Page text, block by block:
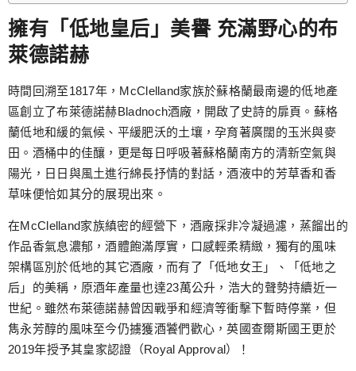
擁有「低地皇后」美譽 充滿野心的布
萊德諾赫
時間回溯至1817年，McClelland家族於蘇格蘭最南邊的低地產
區創立了布萊德諾赫Bladnoch酒廠，開啟了史詩的扉頁。蘇格
蘭低地和緩的氣候、平緩肥沃的土壤，孕育著廣闊的玉米與麥
田。酒桶中的佳釀，更是每日呼吸著蘇格蘭南方的清新空氣與
陽光，日日與風土進行綿長抒情的對話，酒液中的芳草香和香
草味便恰如其分的展現出來。
在McClelland家族縝密的經營下，酒廠採非冷凝過濾，蒸餾出的
作品香氣息濃郁，酒體飽滿厚實，口感輕柔精緻，獨有的風味
架構區別於低地的其它酒廠，而有了「低地女王」、「低地之
后」的美稱，原酒年產量也達23萬公升，浩大的聲勢持續近一
世紀。雖然布萊德諾赫曾因戰爭和經濟等衝擊下暫時停業，但
雋永芳醇的風味至今仍擄獲酒饕們歡心，英國查爾斯國王更於
2019年授予其皇家認證（Royal Approval）！